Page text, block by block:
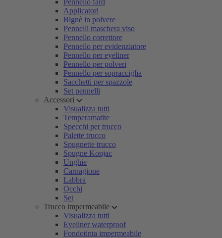
Pennello fard
Applicatori
Bignè in polvere
Pennelli maschera viso
Pennello correttore
Pennello per evidenziatore
Pennello per eyeliner
Pennello per polveri
Pennello per sopracciglia
Sacchetti per spazzole
Set pennelli
Accessori
Visualizza tutti
Temperamatite
Specchi per trucco
Palette trucco
Spugnette trucco
Spugne Konjac
Unghie
Carnagione
Labbra
Occhi
Set
Trucco impermeabile
Visualizza tutti
Eyeliner waterproof
Fondotinta impermeabile